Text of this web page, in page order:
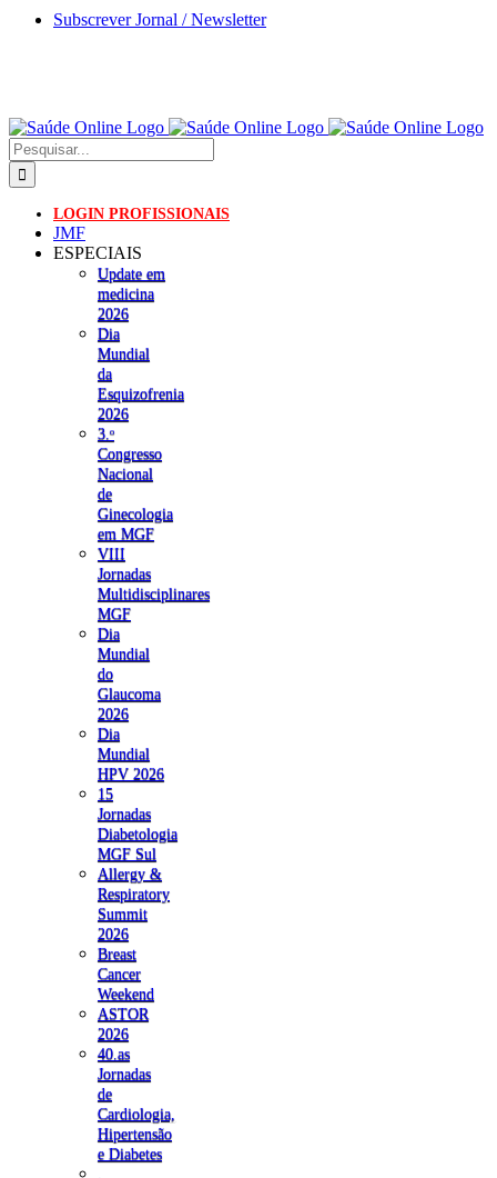
Skip
Subscrever Jornal / Newsletter
Pesquisar
LOGIN PROFISSIONAIS
JMF
ESPECIAIS
Update em
medicina
2026
Dia
Mundial
da
Esquizofrenia
2026
3.ᵒ
Congresso
Nacional
de
Ginecologia
em MGF
VIII
Jornadas
Multidisciplinares
MGF
Dia
Mundial
do
Glaucoma
2026
Dia
Mundial
HPV 2026
15
Jornadas
Diabetologia
MGF Sul
Allergy &
Respiratory
Summit
2026
Breast
Cancer
Weekend
ASTOR
2026
40.as
Jornadas
de
Cardiologia,
Hipertensão
e Diabetes